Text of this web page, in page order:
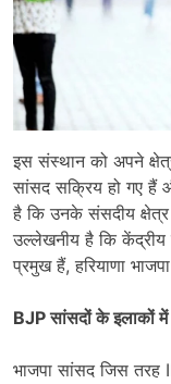
इस संस्थान को अपने
सांसद सक्रिय हो गए हैं
है कि उनके संसदीय क्षेत्र
उल्लेखनीय है कि केंद्रीय
प्रमुख हैं, हरियाणा
BJP सांसदों के इलाकों
भाजपा सांसद जिस